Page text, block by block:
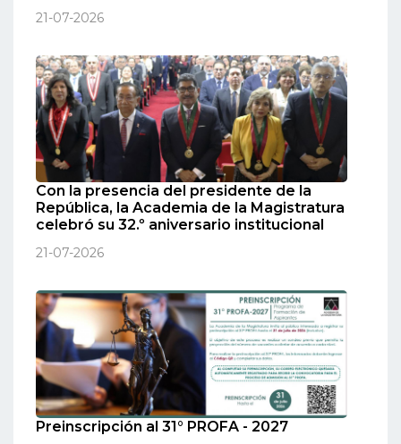
21-07-2026
Con la presencia del presidente de la
República, la Academia de la Magistratura
celebró su 32.º aniversario institucional
21-07-2026
Preinscripción al 31° PROFA - 2027